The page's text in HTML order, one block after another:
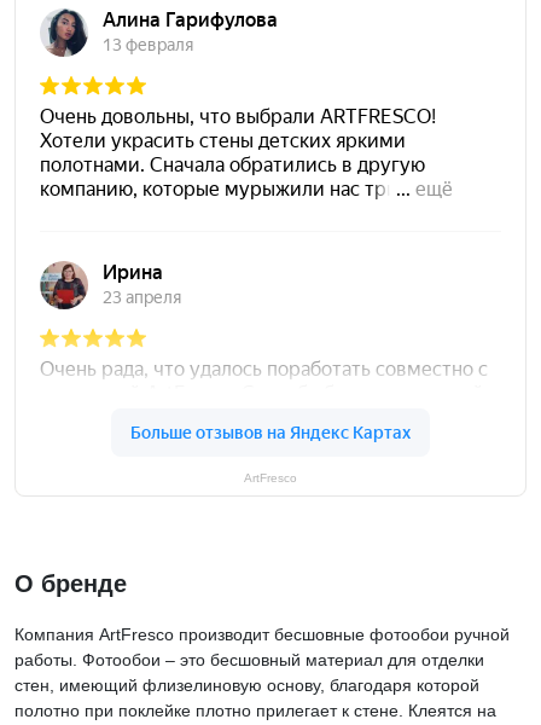
ArtFresco
О бренде
Компания ArtFresco производит бесшовные фотообои ручной
работы. Фотообои – это бесшовный материал для отделки
стен, имеющий флизелиновую основу, благодаря которой
полотно при поклейке плотно прилегает к стене. Клеятся на